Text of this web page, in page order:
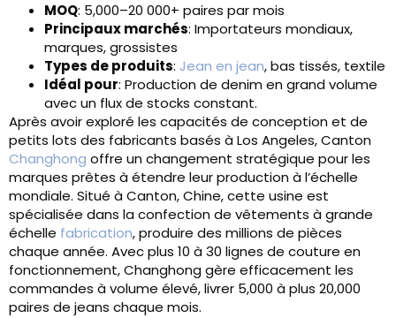
MOQ: 5,000–20 000+ paires par mois
Principaux marchés: Importateurs mondiaux,
marques, grossistes
Types de produits: Jean en jean, bas tissés, textile
Idéal pour: Production de denim en grand volume
avec un flux de stocks constant.
Après avoir exploré les capacités de conception et de
petits lots des fabricants basés à Los Angeles, Canton
Changhong offre un changement stratégique pour les
marques prêtes à étendre leur production à l’échelle
mondiale. Situé à Canton, Chine, cette usine est
spécialisée dans la confection de vêtements à grande
échelle fabrication, produire des millions de pièces
chaque année. Avec plus 10 à 30 lignes de couture en
fonctionnement, Changhong gère efficacement les
commandes à volume élevé, livrer 5,000 à plus 20,000
paires de jeans chaque mois.